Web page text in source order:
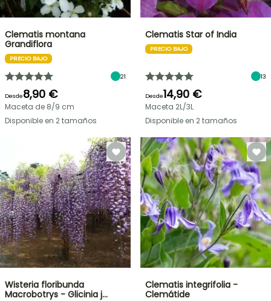
Clematis montana
Grandiflora
PRECIO BAJO
21
Desde8,90 €
Maceta de 8/9 cm
Disponible en 2 tamaños
Clematis Star of India
PRECIO BAJO
13
Desde14,90 €
Maceta 2L/3L
Disponible en 2 tamaños
Wisteria floribunda
Macrobotrys - Glicinia j…
Clematis integrifolia -
Clemátide